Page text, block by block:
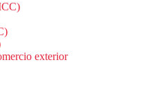
exterior